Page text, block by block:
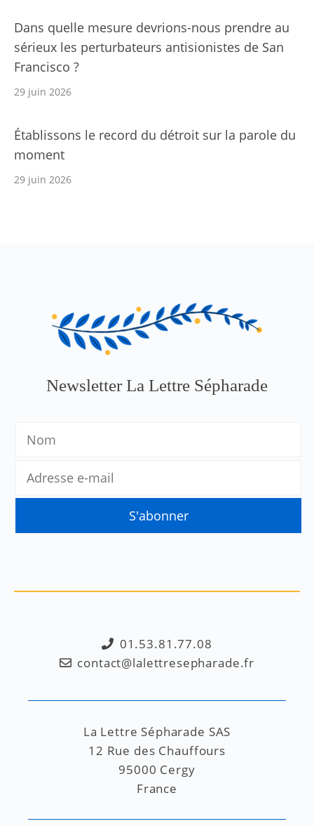
Dans quelle mesure devrions-nous prendre au
sérieux les perturbateurs antisionistes de San
Francisco ?
29 juin 2026
Établissons le record du détroit sur la parole du
moment
29 juin 2026
Newsletter La Lettre Sépharade
01.53.81.77.08
contact@lalettresepharade.fr
La Lettre Sépharade SAS
12 Rue des Chauffours
95000 Cergy
France